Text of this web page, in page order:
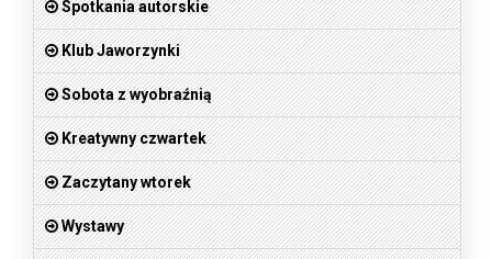
Spotkania autorskie
Klub Jaworzynki
Sobota z wyobraźnią
Kreatywny czwartek
Zaczytany wtorek
Wystawy